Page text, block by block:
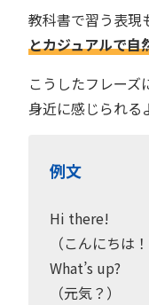
教科書で習う表現
とカジュアルで自
こうしたフレーズ
身近に感じられる
例文
Hi there!
（こんにちは！
What’s up?
（元気？）